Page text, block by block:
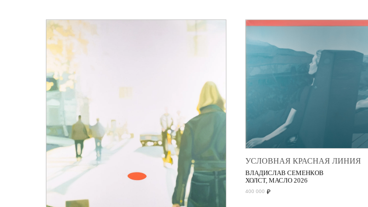
УСЛОВНАЯ КРАСНАЯ ЛИНИЯ
ВЛАДИСЛАВ СЕМЕНКОВ
ХОЛСТ, МАСЛО 2026
400 000 ₽